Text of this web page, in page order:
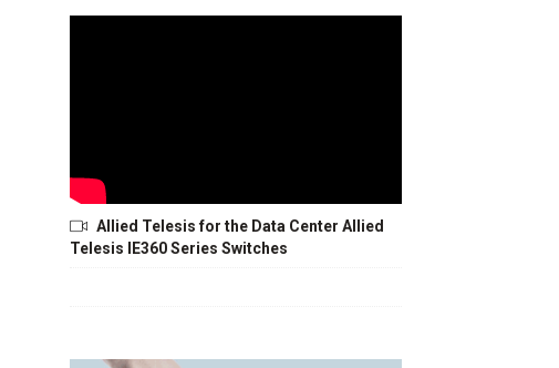
Allied Telesis for the Data Center Allied
Telesis IE360 Series Switches